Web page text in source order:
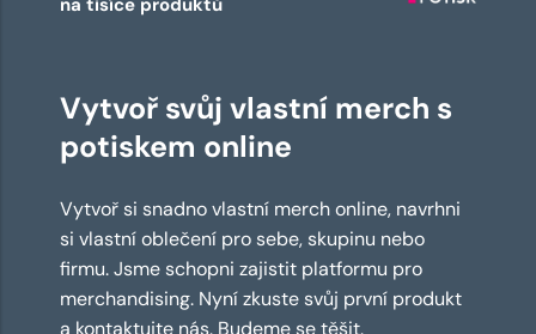
na tisíce produktů
Vytvoř svůj vlastní merch s
potiskem online
Vytvoř si snadno vlastní merch online, navrhni
si vlastní oblečení pro sebe, skupinu nebo
firmu. Jsme schopni zajistit platformu pro
merchandising. Nyní zkuste svůj první produkt
a kontaktujte nás. Budeme se těšit.